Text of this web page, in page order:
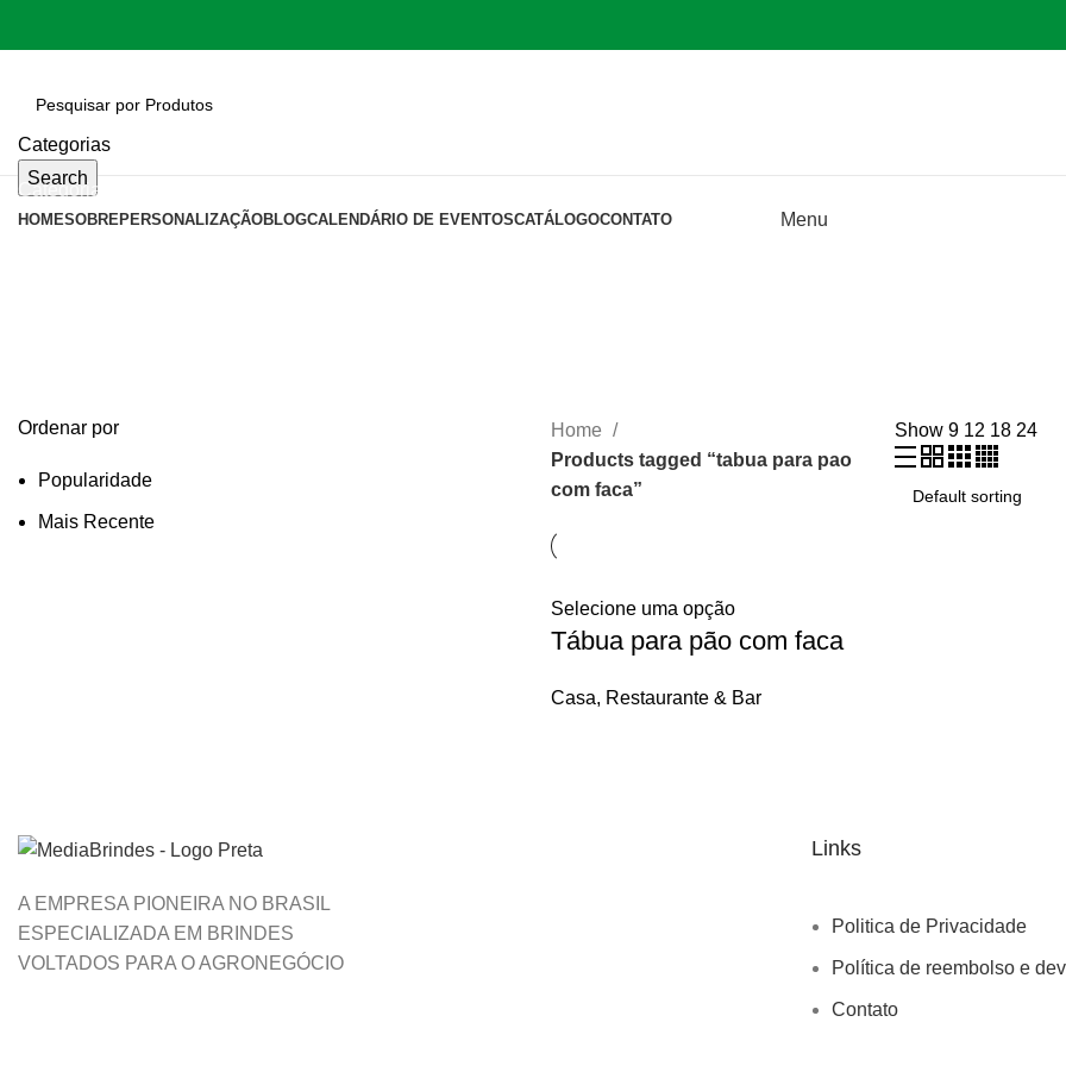
Categorias
Search
Menu
Categorias
HOMESOBREPERSONALIZAÇÃOBLOGCALENDÁRIO DE EVENTOSCATÁLOGOCONTATO
Ordenar por
Popularidade
Mais Recente
Home
Products tagged “tabua para pao
com faca”
Show 9 12 18 24
Selecione uma opção
Tábua para pão com faca
Casa, Restaurante & Bar
A EMPRESA PIONEIRA NO BRASIL
ESPECIALIZADA EM BRINDES
VOLTADOS PARA O AGRONEGÓCIO
Links
Politica de Privacidade
Política de reembolso e
Contato